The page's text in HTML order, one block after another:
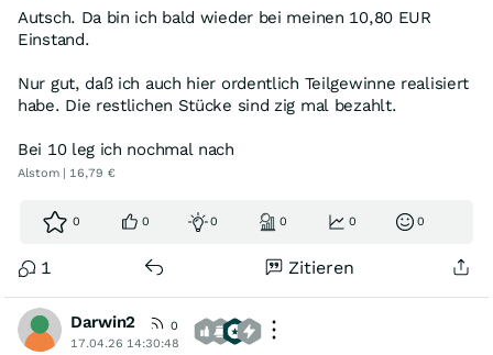
Autsch. Da bin ich bald wieder bei meinen 10,80 EUR
Einstand.
Nur gut, daß ich auch hier ordentlich Teilgewinne realisiert
habe. Die restlichen Stücke sind zig mal bezahlt.
Bei 10 leg ich nochmal nach
Alstom | 16,79 €
0 0 0 0 0 0
1 Zitieren
Darwin2
0
17.04.26 14:30:48